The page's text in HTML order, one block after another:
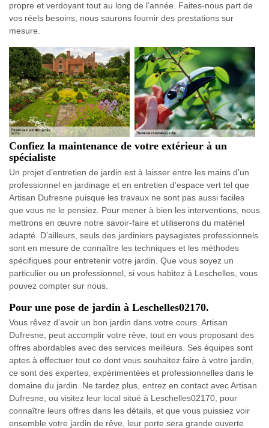
propre et verdoyant tout au long de l’année. Faites-nous part de
vos réels besoins, nous saurons fournir des prestations sur
mesure.
Confiez la maintenance de votre extérieur à un
spécialiste
Un projet d’entretien de jardin est à laisser entre les mains d’un
professionnel en jardinage et en entretien d’espace vert tel que
Artisan Dufresne puisque les travaux ne sont pas aussi faciles
que vous ne le pensiez. Pour mener à bien les interventions, nous
mettrons en œuvre notre savoir-faire et utiliserons du matériel
adapté. D’ailleurs, seuls des jardiniers paysagistes professionnels
sont en mesure de connaître les techniques et les méthodes
spécifiques pour entretenir votre jardin. Que vous soyez un
particulier ou un professionnel, si vous habitez à Leschelles, vous
pouvez compter sur nous.
Pour une pose de jardin à Leschelles02170.
Vous rêvez d’avoir un bon jardin dans votre cours. Artisan
Dufresne, peut accomplir votre rêve, tout en vous proposant des
offres abordables avec des services meilleurs. Ses équipes sont
aptes à effectuer tout ce dont vous souhaitez faire à votre jardin,
ce sont des expertes, expérimentées et professionnelles dans le
domaine du jardin. Ne tardez plus, entrez en contact avec Artisan
Dufresne, ou visitez leur local situé à Leschelles02170, pour
connaître leurs offres dans les détails, et que vous puissiez voir
ensemble votre jardin de rêve, leur porte sera grande ouverte